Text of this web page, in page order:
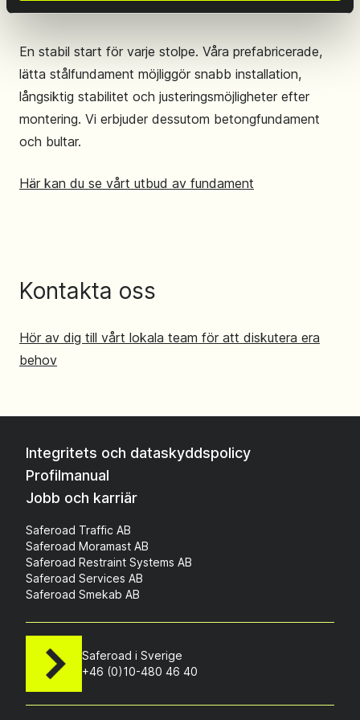
En stabil start för varje stolpe. Våra prefabricerade,
lätta stålfundament möjliggör snabb installation,
långsiktig stabilitet och justeringsmöjligheter efter
montering. Vi erbjuder dessutom betongfundament
och bultar.
Här kan du se vårt utbud av fundament
Kontakta oss
Hör av dig till vårt lokala team för att diskutera era
behov
Integritets och dataskyddspolicy
Profilmanual
Jobb och karriär
Saferoad Traffic AB
Saferoad Moramast AB
Saferoad Restraint Systems AB
Saferoad Services AB
Saferoad Smekab AB
Saferoad i Sverige
+46 (0)10-480 46 40